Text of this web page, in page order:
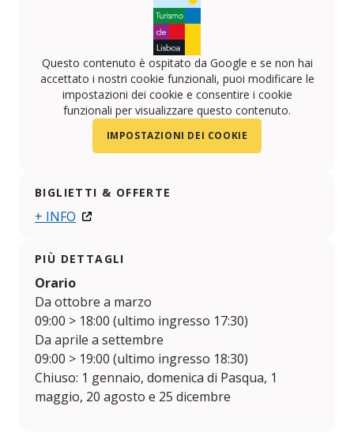
Questo contenuto è ospitato da Google e se non hai
accettato i nostri cookie funzionali, puoi modificare le
impostazioni dei cookie e consentire i cookie
funzionali per visualizzare questo contenuto.
IMPOSTAZIONI DEI COOKIE
BIGLIETTI & OFFERTE
+ INFO
PIÙ DETTAGLI
Orario
Da ottobre a marzo
09:00 > 18:00 (ultimo ingresso 17:30)
Da aprile a settembre
09:00 > 19:00 (ultimo ingresso 18:30)
Chiuso: 1 gennaio, domenica di Pasqua, 1
maggio, 20 agosto e 25 dicembre